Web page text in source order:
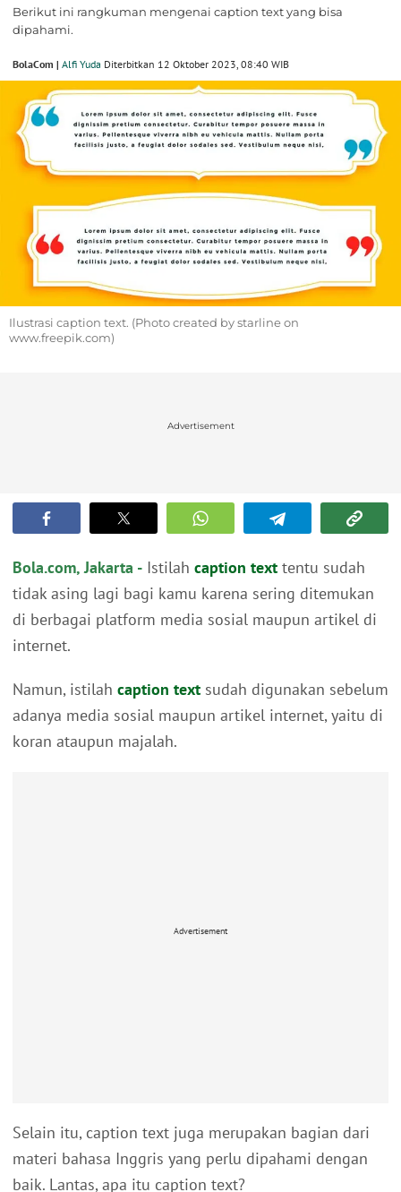
Berikut ini rangkuman mengenai caption text yang bisa
dipahami.
BolaCom | Alfi Yuda Diterbitkan 12 Oktober 2023, 08:40 WIB
Ilustrasi caption text. (Photo created by starline on
www.freepik.com)
Advertisement
Bola.com, Jakarta - Istilah caption text tentu sudah
tidak asing lagi bagi kamu karena sering ditemukan
di berbagai platform media sosial maupun artikel di
internet.
Namun, istilah caption text sudah digunakan sebelum
adanya media sosial maupun artikel internet, yaitu di
koran ataupun majalah.
Advertisement
Selain itu, caption text juga merupakan bagian dari
materi bahasa Inggris yang perlu dipahami dengan
baik. Lantas, apa itu caption text?